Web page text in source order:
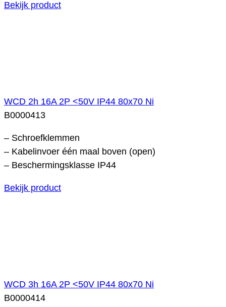
Bekijk product
WCD 2h 16A 2P <50V IP44 80x70 Ni
B0000413
– Schroefklemmen
– Kabelinvoer één maal boven (open)
– Beschermingsklasse IP44
Bekijk product
WCD 3h 16A 2P <50V IP44 80x70 Ni
B0000414